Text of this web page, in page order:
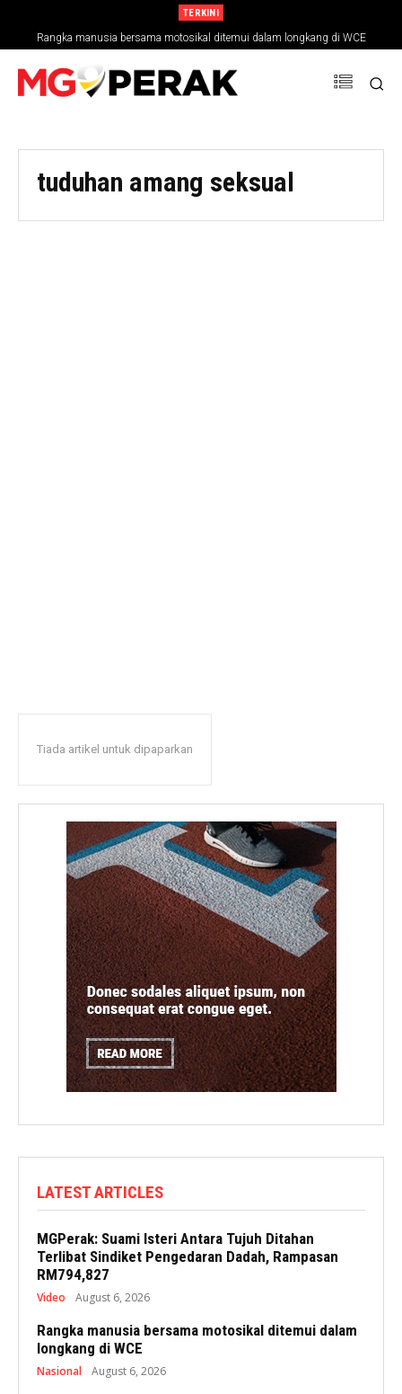
TERKINI
Rangka manusia bersama motosikal ditemui dalam longkang di WCE
tuduhan amang seksual
Tiada artikel untuk dipaparkan
LATEST ARTICLES
MGPerak: Suami Isteri Antara Tujuh Ditahan
Terlibat Sindiket Pengedaran Dadah, Rampasan
RM794,827
Video August 6, 2026
Rangka manusia bersama motosikal ditemui dalam
longkang di WCE
Nasional August 6, 2026